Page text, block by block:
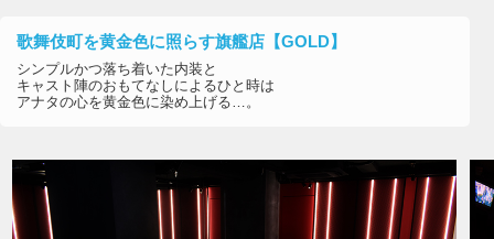
歌舞伎町を黄金色に照らす旗艦店【GOLD】
シンプルかつ落ち着いた内装と
キャスト陣のおもてなしによるひと時は
アナタの心を黄金色に染め上げる…。